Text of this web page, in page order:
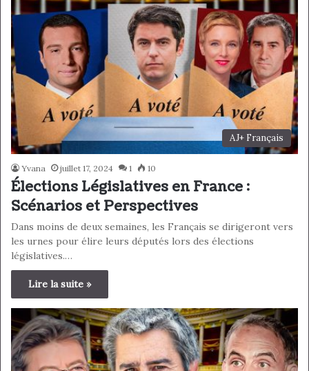
AJ+ Français
Yvana juillet 17, 2024 1 10
Élections Législatives en France :
Scénarios et Perspectives
Dans moins de deux semaines, les Français se dirigeront vers
les urnes pour élire leurs députés lors des élections
législatives.…
Lire la suite »